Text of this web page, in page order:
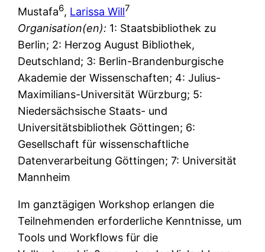
Mustafa6, Larissa Will7
Organisation(en): 1: Staatsbibliothek zu
Berlin; 2: Herzog August Bibliothek,
Deutschland; 3: Berlin-Brandenburgische
Akademie der Wissenschaften; 4: Julius-
Maximilians-Universität Würzburg; 5:
Niedersächsische Staats- und
Universitätsbibliothek Göttingen; 6:
Gesellschaft für wissenschaftliche
Datenverarbeitung Göttingen; 7: Universität
Mannheim
Im ganztägigen Workshop erlangen die
Teilnehmenden erforderliche Kenntnisse, um
Tools und Workflows für die